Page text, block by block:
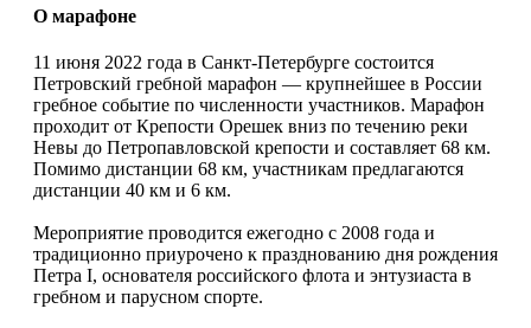
О марафоне
11 июня 2022 года в Санкт-Петербурге состоится
Петровский гребной марафон — крупнейшее в России
гребное событие по численности участников. Марафон
проходит от Крепости Орешек вниз по течению реки
Невы до Петропавловской крепости и составляет 68 км.
Помимо дистанции 68 км, участникам предлагаются
дистанции 40 км и 6 км.
Мероприятие проводится ежегодно с 2008 года и
традиционно приурочено к празднованию дня рождения
Петра I, основателя российского флота и энтузиаста в
гребном и парусном спорте.